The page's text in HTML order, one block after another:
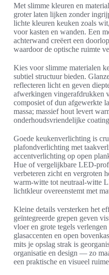
Met slimme kleuren en
groter laten lijken zonder
lichte kleuren keuken zoals
voor kasten en wanden. Een
achterwand creëert een
waardoor de optische ruimte
Kies voor slimme materialen
subtiel structuur bieden.
reflecteren licht en geven
afwerkingen vingerafdrukken
composiet of dun afgewerkte
massa; massief hout levert
onderhoudsvriendelijke
Goede keukenverlichting is
plafondverlichting met
accentverlichting op open
Hue of vergelijkbare LED-
verbeteren zicht en vergroten
warm-witte tot neutraal-witte
lichtkleur overeenstemt met
Kleine details versterken het
geïntegreerde grepen geven
vloer en grote tegels
glasaccenten en open
mits je opslag strak is
organisatie en design — zo
een praktische en visueel